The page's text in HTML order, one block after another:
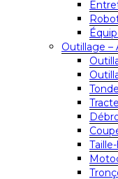
Outillage –